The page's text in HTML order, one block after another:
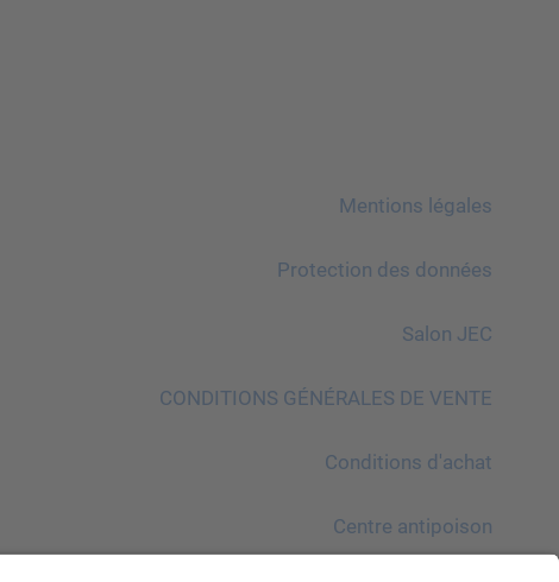
Mentions légales
Protection des données
Salon JEC
CONDITIONS GÉNÉRALES DE VENTE
Conditions d′achat
Centre antipoison